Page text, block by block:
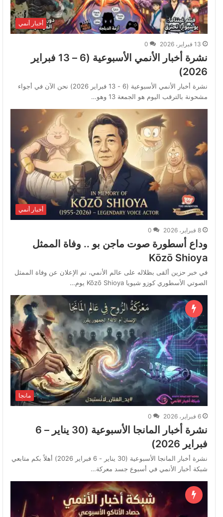
أخبار أنمي
13 فبراير، 2026 0
نشرة أخبار الأنمي الأسبوعية (6 – 13 فبراير
2026)
نشرة أخبار الأنمي الأسبوعية (6 - 13 فبراير 2026) نحن الآن في أجواء
مشحونة بالترقب اليوم هو الجمعة 13 وهو…
أخبار أنمي
8 فبراير، 2026 0
وداع أسطورة صوت ماجن بو .. وفاة الممثل
Kōzō Shioya
في خبر حزين ألقى بظلاله على عالم الأنمي، تم الإعلان عن وفاة الممثل
الصوتي الأسطوري كوزو شيويا Kōzō Shioya يوم…
مانجا
6 فبراير، 2026 0
نشرة أخبار المانجا الأسبوعية (30 يناير – 6
فبراير 2026)
نشرة أخبار المانجا الأسبوعية (30 يناير - 6 فبراير 2026) أهلاً بكم متابعي
شبكة أخبار الأنمي في أسبوع جسد معركة…